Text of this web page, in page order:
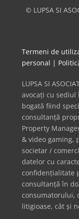
© LUPSA SI
Termeni de
personal |
LUPSA SI
avocați cu sediul
bogată fiind
consultanță
Property
& video gaming,
societar /
datelor cu
confidențialitate
consultanță în
consumatorului,
litigioase, cât și